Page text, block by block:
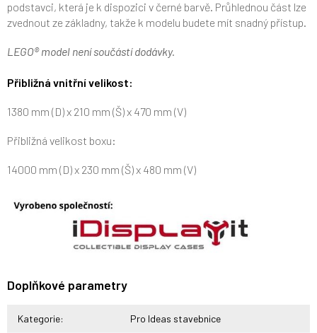
podstavci, která je k dispozici v černé barvě. Průhlednou část lze
zvednout ze základny, takže k modelu budete mít snadný přístup.
LEGO® model není součástí dodávky.
Přibližná vnitřní velikost:
1380 mm (D) x 210 mm (Š) x 470 mm (V)
Přibližná velikost boxu:
14000 mm (D) x 230 mm (Š) x 480 mm (V)
Doplňkové parametry
Kategorie: Pro Ideas stavebnice